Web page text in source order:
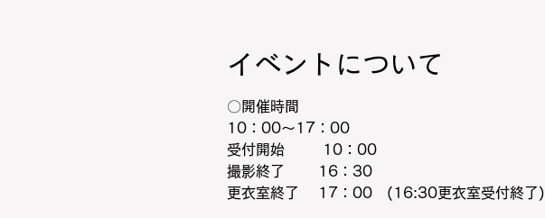
イベントについて
〇開催時間
10：00～17：00
受付開始　 　 10：00
撮影終了　 　16：30
更衣室終了 　17：00　(16:30更衣室受付終了)